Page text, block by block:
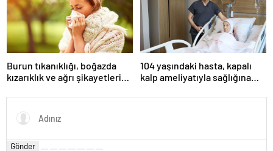
Burun tıkanıklığı, boğazda
kızarıklık ve ağrı şikayetleri
tıkanıklığının nedenleri… Tat
ve koku kaybı neden olur?
104 yaşındaki hasta, kapalı
kalp ameliyatıyla sağlığına
Gönder